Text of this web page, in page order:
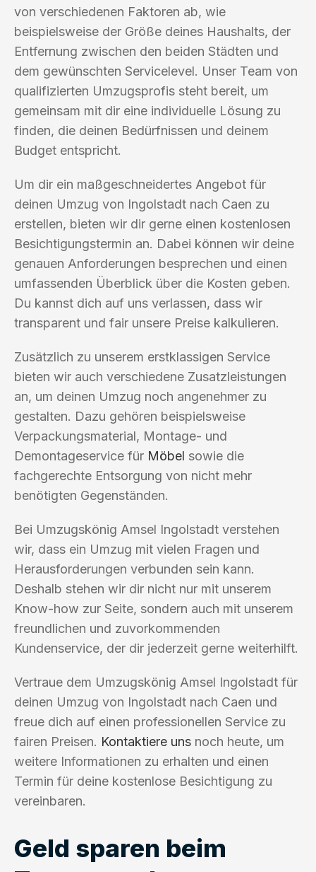
von verschiedenen Faktoren ab, wie
beispielsweise der Größe deines Haushalts, der
Entfernung zwischen den beiden Städten und
dem gewünschten Servicelevel. Unser Team von
qualifizierten Umzugsprofis steht bereit, um
gemeinsam mit dir eine individuelle Lösung zu
finden, die deinen Bedürfnissen und deinem
Budget entspricht.
Um dir ein maßgeschneidertes Angebot für
deinen Umzug von Ingolstadt nach Caen zu
erstellen, bieten wir dir gerne einen kostenlosen
Besichtigungstermin an. Dabei können wir deine
genauen Anforderungen besprechen und einen
umfassenden Überblick über die Kosten geben.
Du kannst dich auf uns verlassen, dass wir
transparent und fair unsere Preise kalkulieren.
Zusätzlich zu unserem erstklassigen Service
bieten wir auch verschiedene Zusatzleistungen
an, um deinen Umzug noch angenehmer zu
gestalten. Dazu gehören beispielsweise
Verpackungsmaterial, Montage- und
Demontageservice für Möbel sowie die
fachgerechte Entsorgung von nicht mehr
benötigten Gegenständen.
Bei Umzugskönig Amsel Ingolstadt verstehen
wir, dass ein Umzug mit vielen Fragen und
Herausforderungen verbunden sein kann.
Deshalb stehen wir dir nicht nur mit unserem
Know-how zur Seite, sondern auch mit unserem
freundlichen und zuvorkommenden
Kundenservice, der dir jederzeit gerne weiterhilft.
Vertraue dem Umzugskönig Amsel Ingolstadt für
deinen Umzug von Ingolstadt nach Caen und
freue dich auf einen professionellen Service zu
fairen Preisen. Kontaktiere uns noch heute, um
weitere Informationen zu erhalten und einen
Termin für deine kostenlose Besichtigung zu
vereinbaren.
Geld sparen beim